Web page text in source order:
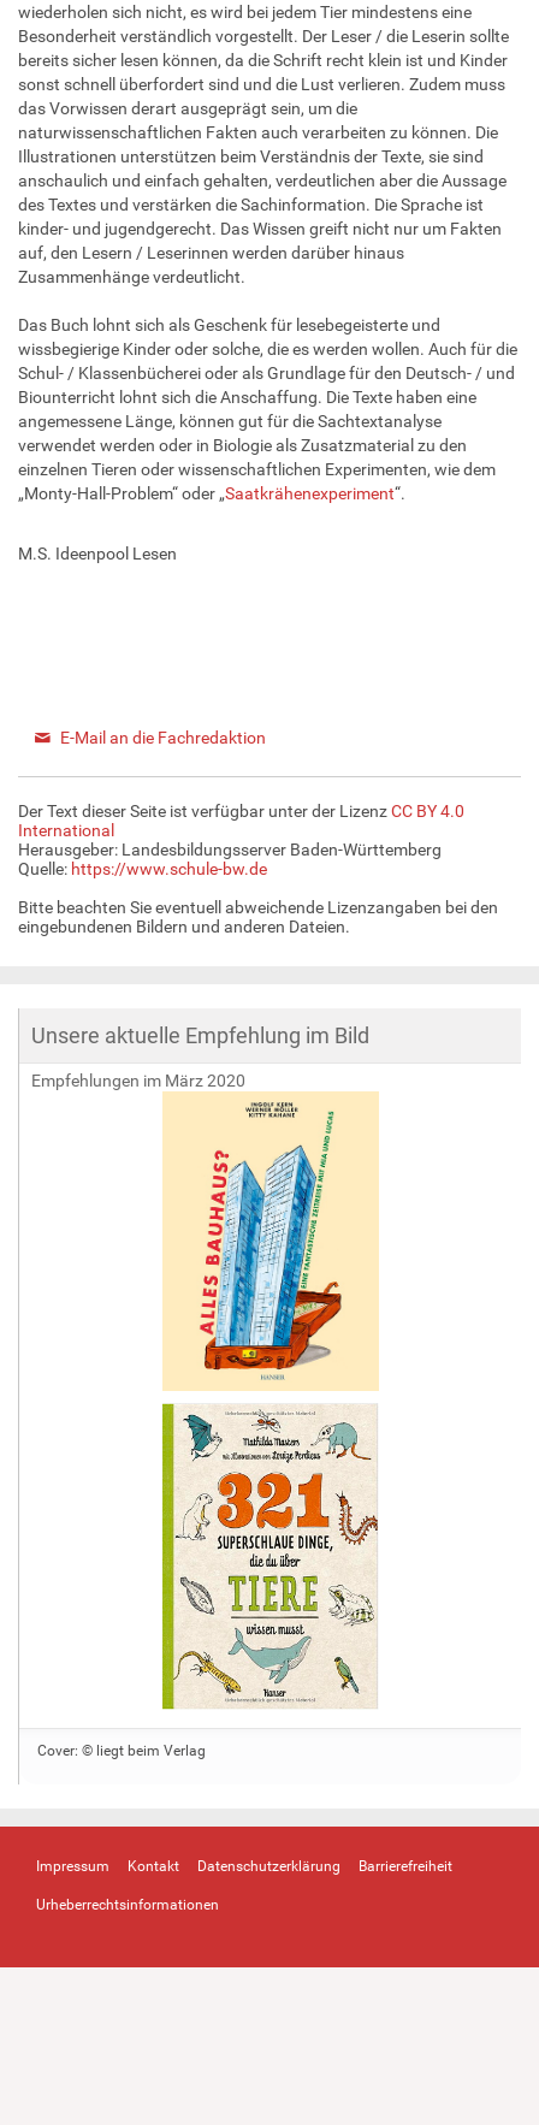
wiederholen sich nicht, es wird bei jedem Tier mindestens eine
Besonderheit verständlich vorgestellt. Der Leser / die Leserin sollte
bereits sicher lesen können, da die Schrift recht klein ist und Kinder
sonst schnell überfordert sind und die Lust verlieren. Zudem muss
das Vorwissen derart ausgeprägt sein, um die
naturwissenschaftlichen Fakten auch verarbeiten zu können. Die
Illustrationen unterstützen beim Verständnis der Texte, sie sind
anschaulich und einfach gehalten, verdeutlichen aber die Aussage
des Textes und verstärken die Sachinformation. Die Sprache ist
kinder- und jugendgerecht. Das Wissen greift nicht nur um Fakten
auf, den Lesern / Leserinnen werden darüber hinaus
Zusammenhänge verdeutlicht.
Das Buch lohnt sich als Geschenk für lesebegeisterte und
wissbegierige Kinder oder solche, die es werden wollen. Auch für die
Schul- / Klassenbücherei oder als Grundlage für den Deutsch- / und
Biounterricht lohnt sich die Anschaffung. Die Texte haben eine
angemessene Länge, können gut für die Sachtextanalyse
verwendet werden oder in Biologie als Zusatzmaterial zu den
einzelnen Tieren oder wissenschaftlichen Experimenten, wie dem
„Monty-Hall-Problem“ oder „Saatkrähenexperiment“.
M.S. Ideenpool Lesen
E-Mail an die Fachredaktion
Der Text dieser Seite ist verfügbar unter der LizenzCC BY 4.0
International
Herausgeber: Landesbildungsserver Baden-Württemberg
Quelle: https://www.schule-bw.de
Bitte beachten Sie eventuell abweichende Lizenzangaben bei den
eingebundenen Bildern und anderen Dateien.
Unsere aktuelle Empfehlung im Bild
Empfehlungen im März 2020
Cover: © liegt beim Verlag
Impressum Kontakt Datenschutzerklärung Barrierefreiheit
Urheberrechtsinformationen